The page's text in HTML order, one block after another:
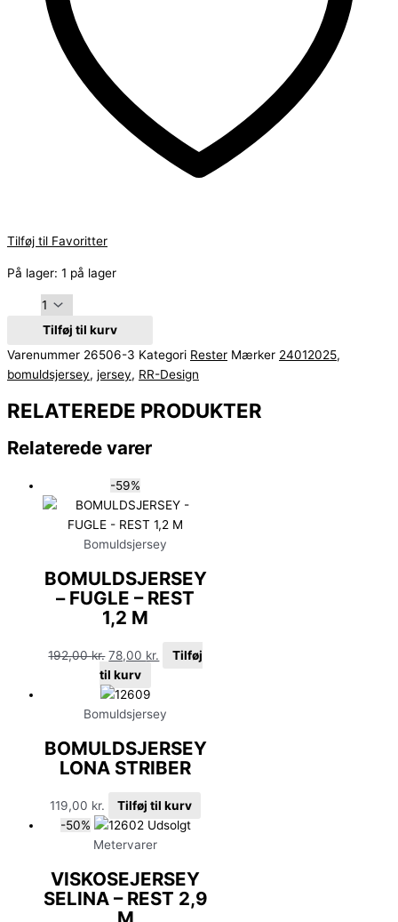
Tilføj til Favoritter
På lager: 1 på lager
Tilføj til kurv
Varenummer 26506-3 Kategori Rester Mærker 24012025,
bomuldsjersey, jersey, RR-Design
RELATEREDE PRODUKTER
Relaterede varer
-59%
Bomuldsjersey
BOMULDSJERSEY
– FUGLE – REST
1,2 M
192,00kr. 78,00 kr.
Tilføj
til kurv
Bomuldsjersey
BOMULDSJERSEY
LONA STRIBER
119,00 kr.
Tilføj til kurv
-50%
Udsolgt
Metervarer
VISKOSEJERSEY
SELINA – REST 2,9